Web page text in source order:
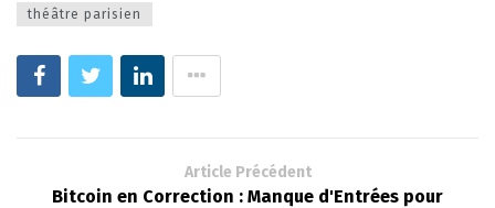
théâtre parisien
Article Précédent
Bitcoin en Correction : Manque d'Entrées pour